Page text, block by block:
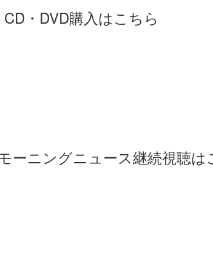
・DVD購入はこちら
ーニングニュース継続視聴は